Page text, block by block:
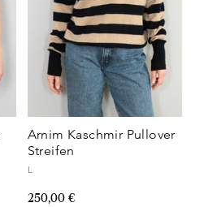
Arnim Kaschmir Pullover
Streifen
L
250,00 €